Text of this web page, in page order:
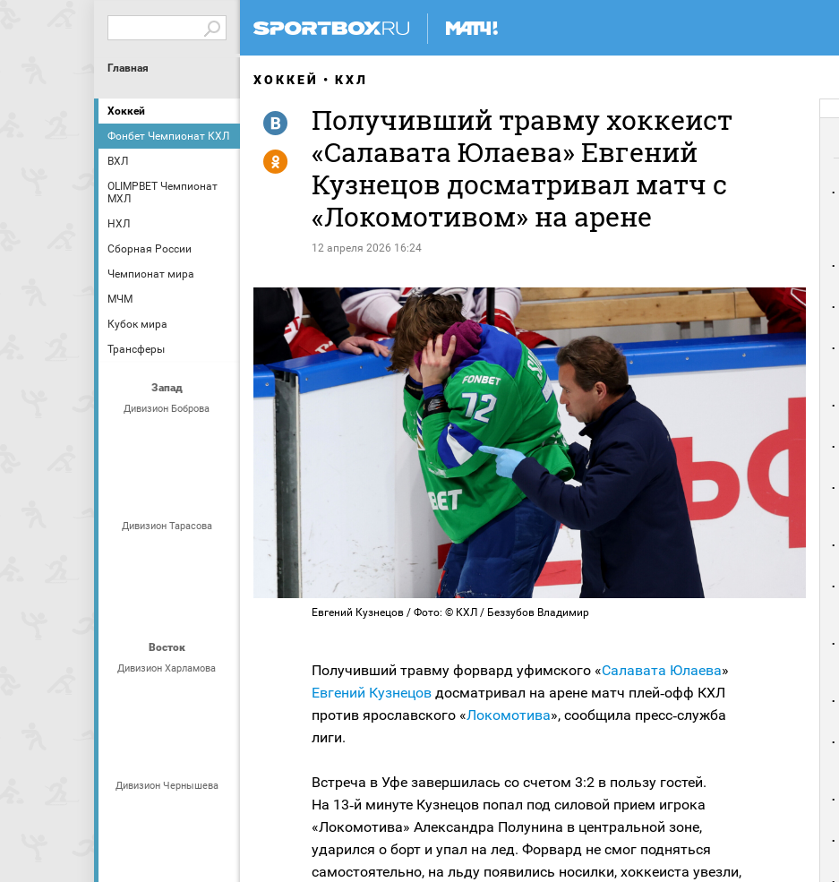
Главная
Хоккей
Фонбет Чемпионат КХЛ
ВХЛ
OLIMPBET Чемпионат
МХЛ
НХЛ
Сборная России
Чемпионат мира
МЧМ
Кубок мира
Трансферы
Запад
Дивизион Боброва
Дивизион Тарасова
Восток
Дивизион Харламова
Дивизион Чернышева
ХОККЕЙ КХЛ
Получивший травму хоккеист
«Салавата Юлаева» Евгений
Кузнецов досматривал матч с
«Локомотивом» на арене
12 апреля 2026 16:24
R
Y
Евгений Кузнецов / Фото: © КХЛ / Беззубов Владимир
Получивший травму форвард уфимского «Салавата Юлаева»
Евгений Кузнецов досматривал на арене матч плей‑офф КХЛ
против ярославского «Локомотива», сообщила пресс‑служба
лиги.
Встреча в Уфе завершилась со счетом 3:2 в пользу гостей.
На 13‑й минуте Кузнецов попал под силовой прием игрока
«Локомотива» Александра Полунина в центральной зоне,
ударился о борт и упал на лед. Форвард не смог подняться
самостоятельно, на льду появились носилки, хоккеиста увезли,